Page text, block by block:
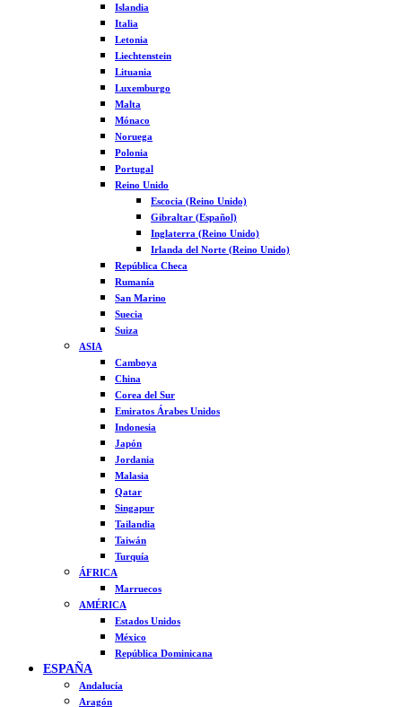
Islandia
Italia
Letonia
Liechtenstein
Lituania
Luxemburgo
Malta
Mónaco
Noruega
Polonia
Portugal
Reino Unido
Escocia (Reino Unido)
Gibraltar (Español)
Inglaterra (Reino Unido)
Irlanda del Norte (Reino Unido)
República Checa
Rumanía
San Marino
Suecia
Suiza
ASIA
Camboya
China
Corea del Sur
Emiratos Árabes Unidos
Indonesia
Japón
Jordania
Malasia
Qatar
Singapur
Tailandia
Taiwán
Turquía
ÁFRICA
Marruecos
AMÉRICA
Estados Unidos
México
República Dominicana
ESPAÑA
Andalucía
Aragón